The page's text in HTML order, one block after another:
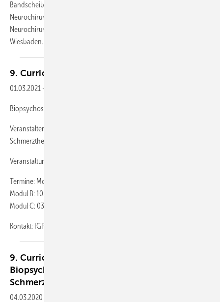
Bandscheibenvorfällen beitragen, erklärte Florian Ringel von der
Neurochirurgischen Universitätsklinik und Poliklinik Mainz auf dem 10.
Neurochirurgie-Update-Seminar am 10. und 11. Februar 2022 in
Wiesbaden.
9. Curriculum Schmerzbegutachtung
01.03.2021 -
Biopsychosoziale Begutachtung chronischer Schmerzen
Veranstalter: Interdisziplinäre Gesellschaft für Psychosomatische
Schmerztherapie
Veranstaltungsort: Gotha
Termine: Modul A: 11./12. Juni 2021,
Modul B: 10./11. September, 2021
Modul C: 03./04. Dezember 2021
Kontakt: IGPS Geschäftsstelle
9. Curriculum Schmerzbegutachtung 2020
Biopsychosoziale Begutachtung chronischer
Schmerzen
04.03.2020